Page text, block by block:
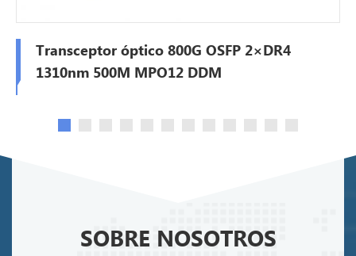
Transceptor óptico 800G OSFP 2×DR4
1310nm 500M MPO12 DDM
SOBRE NOSOTROS